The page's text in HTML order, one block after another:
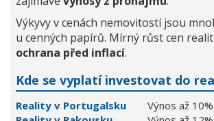
Výkyvy v cenách nemovitostí jsou
u cenných papírů. Mírný růst cen
ochrana před inflací.
Kde se vyplatí investovat do
Reality v Portugalsku
Výnos až